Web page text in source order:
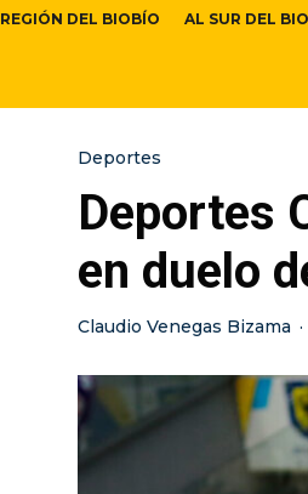
REGIÓN DEL BIOBÍO AL SUR DEL
Deportes
Deportes
en duelo
Claudio Venegas Bizama ·